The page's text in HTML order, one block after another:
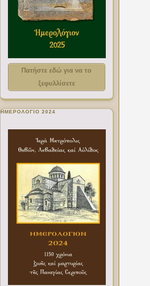
Πατήστε εδώ για να το
ξεφυλλίσετε
ΗΜΕΡΟΛΟΓΙΟ 2024